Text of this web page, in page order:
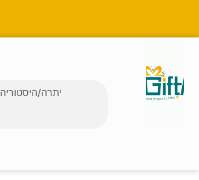
יתרה/היסטוריה